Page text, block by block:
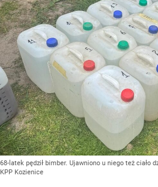
68-latek pędził bimber. Ujawniono u niego też ciało
KPP Kozienice